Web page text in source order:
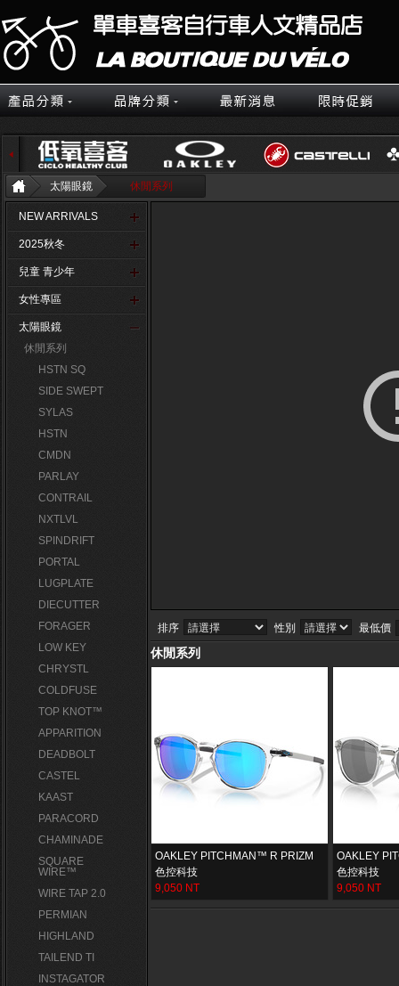
太陽眼鏡 休閒系列
NEW ARRIVALS
2025秋冬
兒童 青少年
女性專區
太陽眼鏡
休閒系列
HSTN SQ
SIDE SWEPT
SYLAS
HSTN
CMDN
PARLAY
CONTRAIL
NXTLVL
SPINDRIFT
PORTAL
LUGPLATE
DIECUTTER
FORAGER
LOW KEY
CHRYSTL
COLDFUSE
TOP KNOT™
APPARITION
DEADBOLT
CASTEL
KAAST
PARACORD
CHAMINADE
SQUARE
WIRE™
WIRE TAP 2.0
PERMIAN
HIGHLAND
TAILEND TI
INSTAGATOR
排序 性別 最低價
休閒系列
OAKLEY PITCHMAN™ R PRIZM
色控科技
9,050 NT
OAKLEY
色控科技
9,050 NT